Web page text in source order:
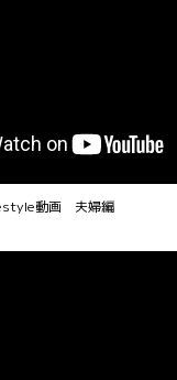
動画 夫婦編